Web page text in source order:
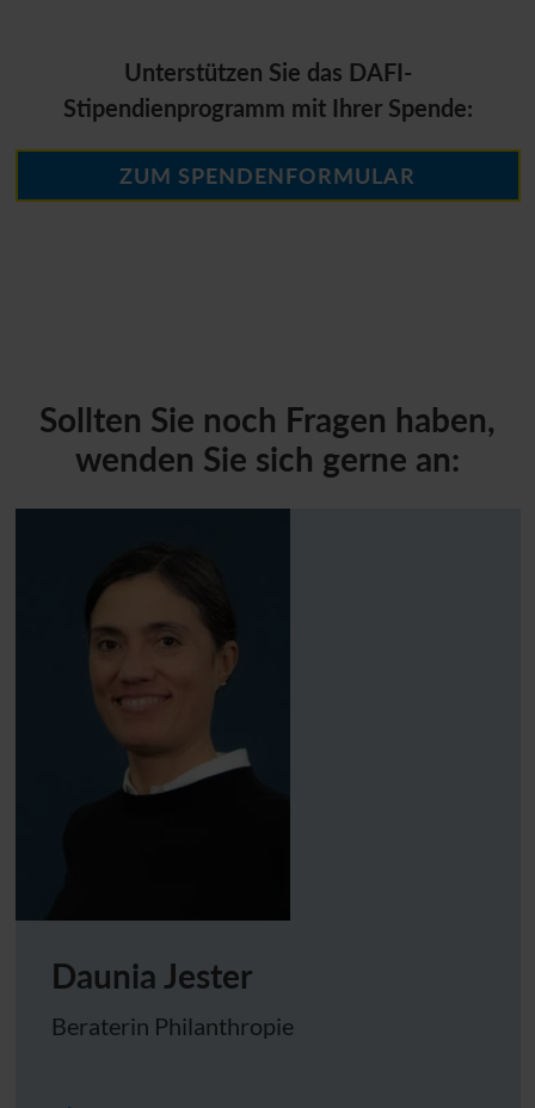
Unterstützen Sie das DAFI-
Stipendienprogramm mit Ihrer Spende:
ZUM SPENDENFORMULAR
Sollten Sie noch Fragen haben,
wenden Sie sich gerne an:
Daunia Jester
Beraterin Philanthropie